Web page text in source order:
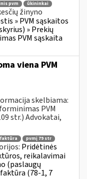
pvm
ūkininkai
žinyno
» PVM sąskaitos
» Prekių
PVM sąskaita
viena PVM
skelbiama:
PVM
str.) Advokatai,
pvmį 79 str
Pridėtinės
reikalavimai
(paslaugų
(78-1, 7